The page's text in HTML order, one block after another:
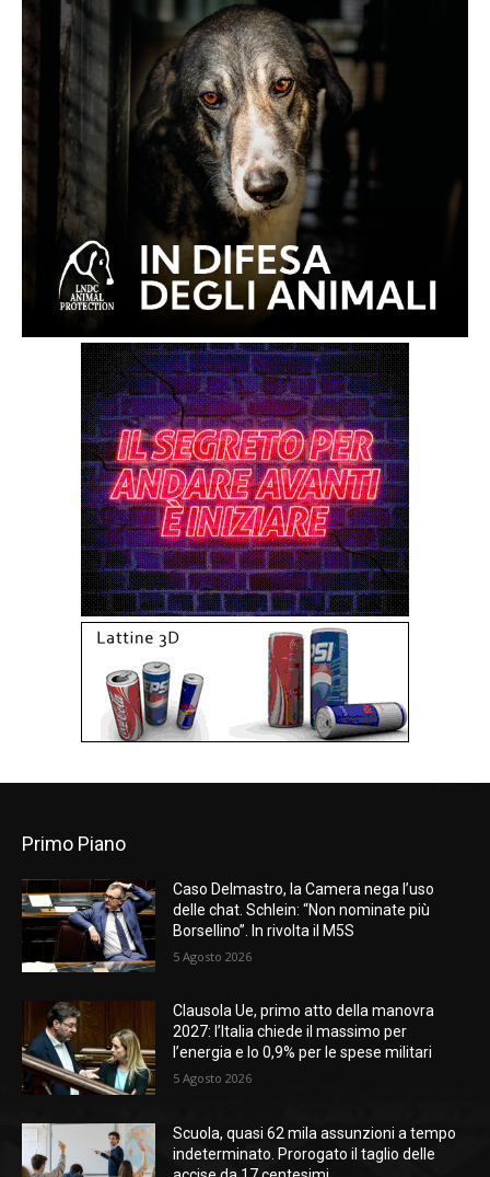
Primo Piano
Caso Delmastro, la Camera nega l’uso
delle chat. Schlein: “Non nominate più
Borsellino”. In rivolta il M5S
5 Agosto 2026
Clausola Ue, primo atto della manovra
2027: l’Italia chiede il massimo per
l’energia e lo 0,9% per le spese militari
5 Agosto 2026
Scuola, quasi 62 mila assunzioni a tempo
indeterminato. Prorogato il taglio delle